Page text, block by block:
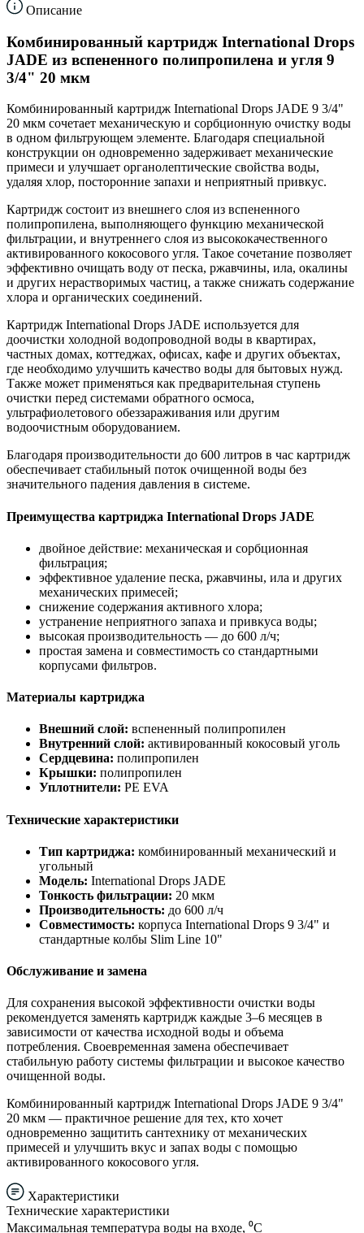
Описание
Комбинированный картридж International Drops
JADE из вспененного полипропилена и угля 9
3/4" 20 мкм
Комбинированный картридж International Drops JADE 9 3/4"
20 мкм сочетает механическую и сорбционную очистку воды
в одном фильтрующем элементе. Благодаря специальной
конструкции он одновременно задерживает механические
примеси и улучшает органолептические свойства воды,
удаляя хлор, посторонние запахи и неприятный привкус.
Картридж состоит из внешнего слоя из вспененного
полипропилена, выполняющего функцию механической
фильтрации, и внутреннего слоя из высококачественного
активированного кокосового угля. Такое сочетание позволяет
эффективно очищать воду от песка, ржавчины, ила, окалины
и других нерастворимых частиц, а также снижать содержание
хлора и органических соединений.
Картридж International Drops JADE используется для
доочистки холодной водопроводной воды в квартирах,
частных домах, коттеджах, офисах, кафе и других объектах,
где необходимо улучшить качество воды для бытовых нужд.
Также может применяться как предварительная ступень
очистки перед системами обратного осмоса,
ультрафиолетового обеззараживания или другим
водоочистным оборудованием.
Благодаря производительности до 600 литров в час картридж
обеспечивает стабильный поток очищенной воды без
значительного падения давления в системе.
Преимущества картриджа International Drops JADE
двойное действие: механическая и сорбционная
фильтрация;
эффективное удаление песка, ржавчины, ила и других
механических примесей;
снижение содержания активного хлора;
устранение неприятного запаха и привкуса воды;
высокая производительность — до 600 л/ч;
простая замена и совместимость со стандартными
корпусами фильтров.
Материалы картриджа
Внешний слой: вспененный полипропилен
Внутренний слой: активированный кокосовый уголь
Сердцевина: полипропилен
Крышки: полипропилен
Уплотнители: PE EVA
Технические характеристики
Тип картриджа: комбинированный механический и
угольный
Модель: International Drops JADE
Тонкость фильтрации: 20 мкм
Производительность: до 600 л/ч
Совместимость: корпуса International Drops 9 3/4" и
стандартные колбы Slim Line 10"
Обслуживание и замена
Для сохранения высокой эффективности очистки воды
рекомендуется заменять картридж каждые 3–6 месяцев в
зависимости от качества исходной воды и объема
потребления. Своевременная замена обеспечивает
стабильную работу системы фильтрации и высокое качество
очищенной воды.
Комбинированный картридж International Drops JADE 9 3/4"
20 мкм — практичное решение для тех, кто хочет
одновременно защитить сантехнику от механических
примесей и улучшить вкус и запах воды с помощью
активированного кокосового угля.
Характеристики
Технические характеристики
Максимальная температура воды на входе, ⁰С